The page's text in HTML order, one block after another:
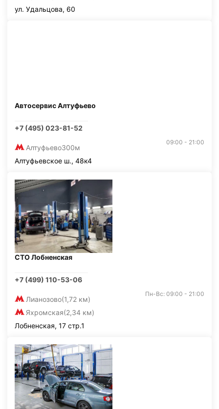
ул. Удальцова, 60
Автосервис Алтуфьево
+7 (495) 023-81-52
Алтуфьево300м
09:00 - 21:00
Алтуфьевское ш., 48к4
СТО Лобненская
+7 (499) 110-53-06
Лианозово(1,72 км)
Яхромская(2,34 км)
Пн-Вс: 09:00 - 21:00
Лобненская, 17 стр.1